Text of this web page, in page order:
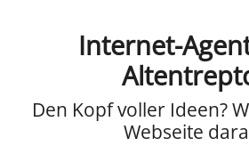
Internet-
Den Kopf voller Ideen?
Webseite